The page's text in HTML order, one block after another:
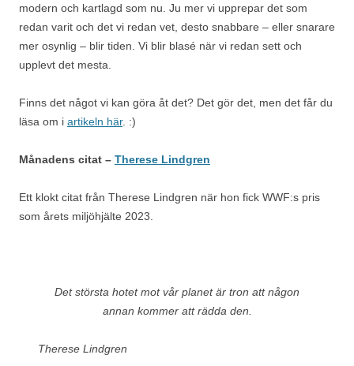
modern och kartlagd som nu. Ju mer vi upprepar det som
redan varit och det vi redan vet, desto snabbare – eller snarare
mer osynlig – blir tiden. Vi blir blasé när vi redan sett och
upplevt det mesta.
Finns det något vi kan göra åt det? Det gör det, men det får du
läsa om i artikeln här. :)
Månadens citat – Therese Lindgren
Ett klokt citat från Therese Lindgren när hon fick WWF:s pris
som årets miljöhjälte 2023.
Det största hotet mot vår planet är tron att någon
annan kommer att rädda den.
Therese Lindgren